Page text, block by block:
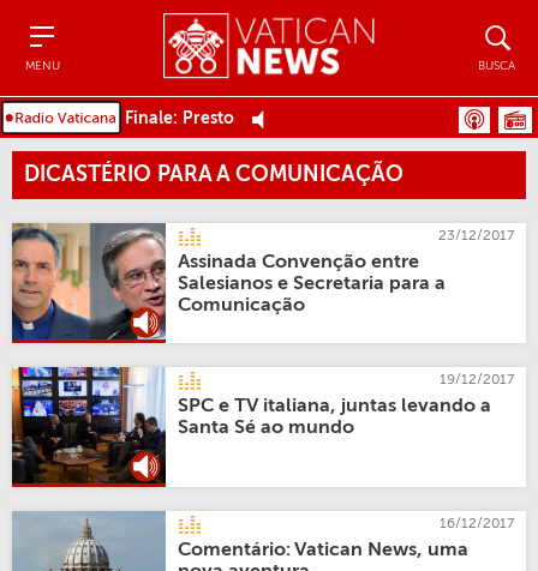
MENU BUSCA
Finale: Presto
DICASTÉRIO PARA A COMUNICAÇÃO
23/12/2017
Assinada Convenção entre
Salesianos e Secretaria para a
Comunicação
19/12/2017
SPC e TV italiana, juntas levando a
Santa Sé ao mundo
16/12/2017
Comentário: Vatican News, uma